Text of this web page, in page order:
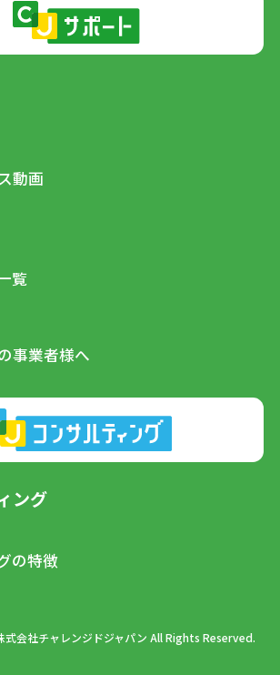
動画
覧
事業者様へ
ング
の特徴
会社チャレンジドジャパン All Rights Reserved.